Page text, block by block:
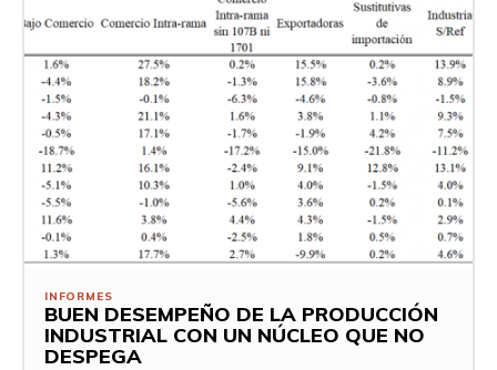
INFORMES
BUEN DESEMPEÑO DE LA PRODUCCIÓN
INDUSTRIAL CON UN NÚCLEO QUE NO
DESPEGA